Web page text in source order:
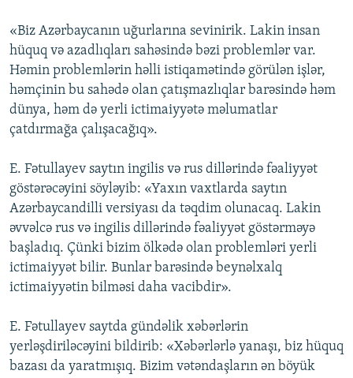
İNFOQRAFIKA
KARIKATURA
AZƏRBAYCAN ƏDƏBIYYATI KITABXANASI
İSLAM VƏ DEMOKRATIYA
İZ - MƏDƏNIYYƏT PROQRAMI
PEŞƏ ETIKASI VƏ JURNALISTIKA STANDARTLARIMIZ
MATERIALLARIMIZDAN ISTIFADƏ
AZADLIQRADIOSU MOBIL TELEFONUNUZDA
XƏBƏR BÜLLETENLƏRIMIZ
BIZI IZLƏ
RFE/RL-in bütün saytları
«Biz Azərbaycanın uğurlarına sevinirik. Lakin insan
hüquq və azadlıqları sahəsində bəzi problemlər var.
Həmin problemlərin həlli istiqamətində görülən işlər,
həmçinin bu sahədə olan çatışmazlıqlar barəsində həm
dünya, həm də yerli ictimaiyyətə məlumatlar
çatdırmağa çalışacağıq».
E. Fətullayev saytın ingilis və rus dillərində fəaliyyət
göstərəcəyini söyləyib: «Yaxın vaxtlarda saytın
Azərbaycandilli versiyası da təqdim olunacaq. Lakin
əvvəlcə rus və ingilis dillərində fəaliyyət göstərməyə
başladıq. Çünki bizim ölkədə olan problemləri yerli
ictimaiyyət bilir. Bunlar barəsində beynəlxalq
ictimaiyyətin bilməsi daha vacibdir».
E. Fətullayev saytda gündəlik xəbərlərin
yerləşdiriləcəyini bildirib: «Xəbərlərlə yanaşı, biz hüquq
bazası da yaratmışıq. Bizim vətəndaşların ən böyük